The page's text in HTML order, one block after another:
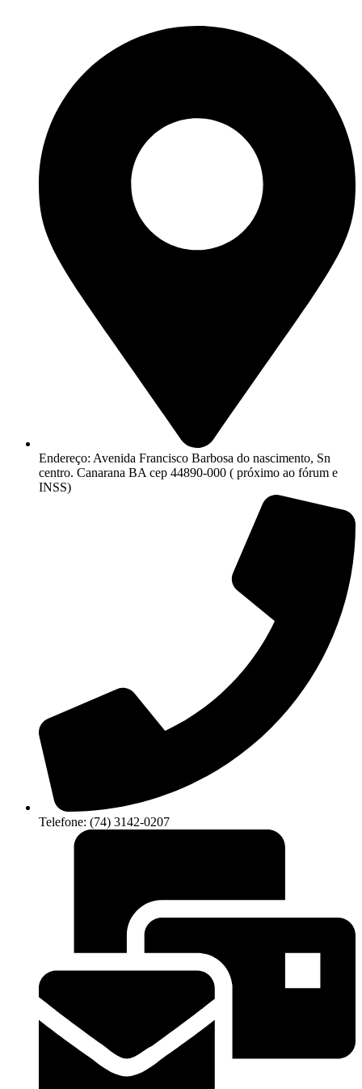
Endereço: Avenida Francisco Barbosa do nascimento, Sn
centro. Canarana BA cep 44890-000 ( próximo ao fórum e
INSS)
Telefone: (74) 3142-0207